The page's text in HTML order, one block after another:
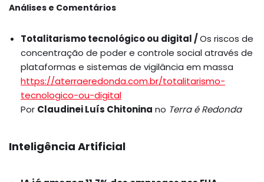
Análises e Comentários
Totalitarismo tecnológico ou digital /Os riscos de
concentração de poder e controle social através de
plataformas e sistemas de vigilância em massa
https://aterraeredonda.com.br/totalitarismo-
tecnologico-ou-digital
Por Claudinei Luís Chitonina no Terra é Redonda
Inteligência Artificial